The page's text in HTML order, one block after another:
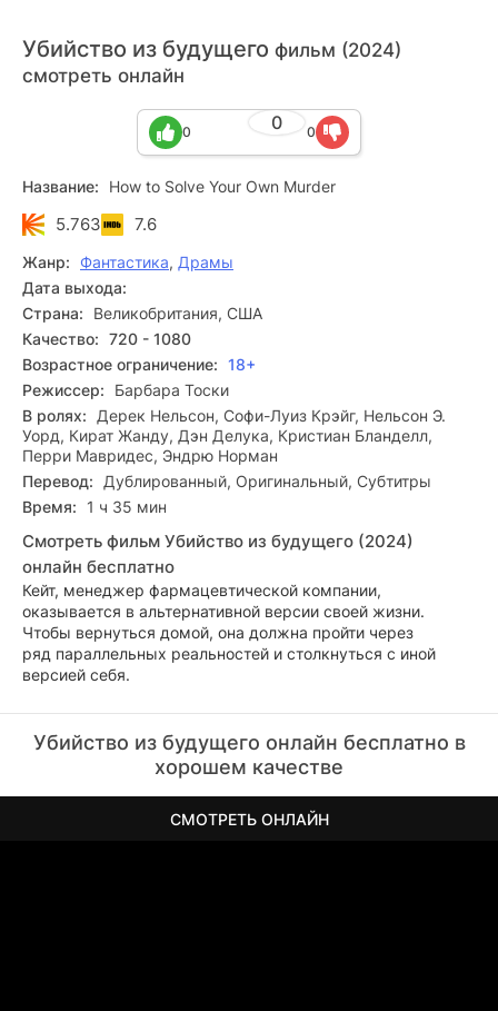
Убийство из будущего фильм (2024)
смотреть онлайн
0
0 0
Название: How to Solve Your Own Murder
5.763 7.6
Жанр: Фантастика, Драмы
Дата выхода:
Страна:
Великобритания, США
Качество: 720 - 1080
Возрастное ограничение: 18+
Режиссер:
Барбара Тоски
В ролях:
Дерек Нельсон, Софи-Луиз Крэйг, Нельсон Э.
Уорд, Кират Жанду, Дэн Делука, Кристиан Бланделл,
Перри Мавридес, Эндрю Норман
Перевод:
Дублированный, Оригинальный, Субтитры
Время:
1 ч 35 мин
Смотреть фильм Убийство из будущего (2024)
онлайн бесплатно
Кейт, менеджер фармацевтической компании,
оказывается в альтернативной версии своей жизни.
Чтобы вернуться домой, она должна пройти через
ряд параллельных реальностей и столкнуться с иной
версией себя.
Убийство из будущего онлайн бесплатно в
хорошем качестве
СМОТРЕТЬ ОНЛАЙН